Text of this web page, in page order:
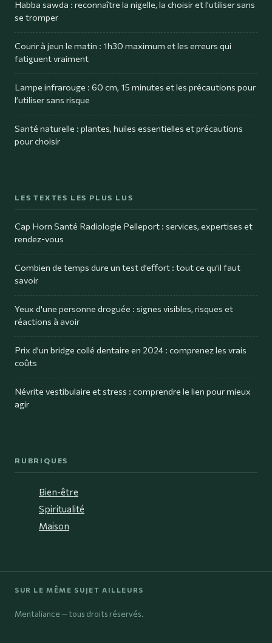
Habba sawda : reconnaître la nigelle, la choisir et l’utiliser sans
se tromper
Courir à jeun le matin : 1h30 maximum et les erreurs qui
fatiguent vraiment
Lampe infrarouge : 60 cm, 15 minutes et les précautions pour
l’utiliser sans risque
Santé naturelle : plantes, huiles essentielles et précautions
pour choisir
LES TEXTES LES PLUS LUS
Cap Horn Santé Radiologie Pelleport : services, expertises et
rendez-vous
Combien de temps dure un test d’effort : tout ce qu’il faut
savoir
Yeux d'une personne droguée : signes visibles, risques et
réactions à avoir
Prix d’un bridge collé dentaire en 2024 : comprenez les vrais
coûts
Névrite vestibulaire et stress : comprendre le lien pour mieux
agir
RUBRIQUES
Bien-être
Spiritualité
Maison
SUR LE MÊME SUJET AILLEURS
Mentaliance — tous droits réservés.